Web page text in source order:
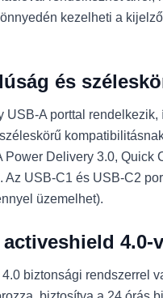
kezelheti a
és
USB-A porttal
Power Delivery 3.0,
Az USB-C1 és USB-C2
üzemelhet).
4.0-
biztonsági rendszerrel